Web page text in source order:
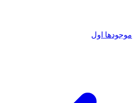
موجودها اول